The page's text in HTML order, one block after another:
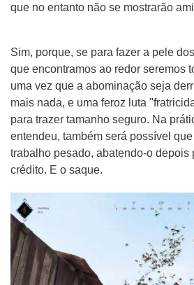
que no entanto não se mostrarão
Sim, porque, se para fazer a pele
que encontramos ao redor seremos
uma vez que a abominação seja
mais nada, e uma feroz luta
para trazer tamanho seguro. Na
entendeu, também será possível
trabalho pesado, abatendo-o depois
crédito. E o saque.